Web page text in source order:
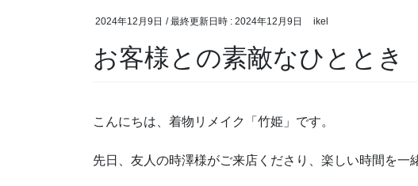
2024年12月9日 / 最終更新日時 : 2024年12月9日 ikel
お客様との素敵なひととき
こんにちは、着物リメイク「竹姫」です。
先日、友人の時澤様がご来店くださり、楽しい時間を一